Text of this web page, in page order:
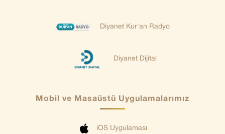
Diyanet Kur'an Radyo
Diyanet Dijital
Mobil ve Masaüstü Uygulamalarımız
iOS Uygulaması